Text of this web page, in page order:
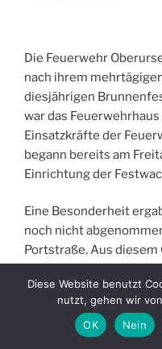
Die Feuerwehr
nach ihrem
diesjährigen
war das
Einsatzkräfte der
begann bereits am
Einrichtung der
Eine Besonderheit
noch nicht
Portstraße. Aus diesem
auch in diesem
und Absicherung
Diese Website benutzt
nutzt, gehen wir
OK
Nein